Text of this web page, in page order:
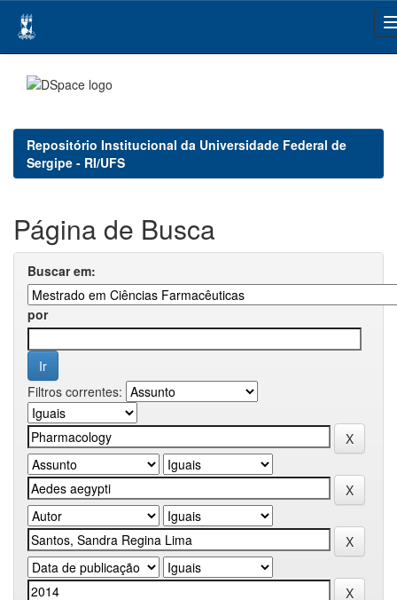
navigation
Repositório Institucional da Universidade Federal de
Sergipe - RI/UFS
Página de Busca
Buscar em:
por
Filtros correntes: